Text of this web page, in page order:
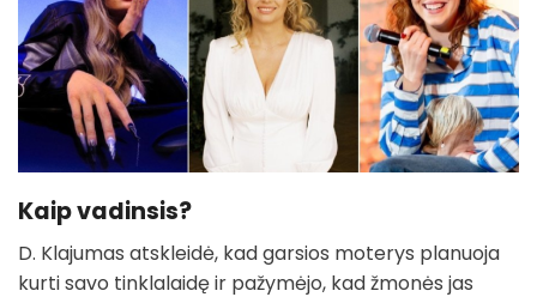
Kaip vadinsis?
D. Klajumas atskleidė, kad garsios moterys planuoja
kurti savo tinklalaidę ir pažymėjo, kad žmonės jas